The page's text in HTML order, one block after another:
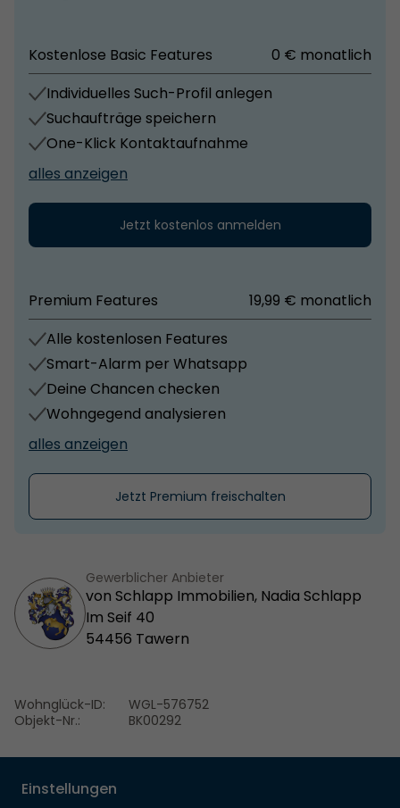
Kostenlose Basic Features
0 € monatlich
Individuelles Such-Profil anlegen
Suchaufträge speichern
One-Klick Kontaktaufnahme
alles anzeigen
Jetzt kostenlos anmelden
Premium Features
19,99 € monatlich
Alle kostenlosen Features
Smart-Alarm per Whatsapp
Deine Chancen checken
Wohngegend analysieren
alles anzeigen
Jetzt Premium freischalten
Gewerblicher Anbieter
von Schlapp Immobilien, Nadia Schlapp
Im Seif 40
54456 Tawern
Wohnglück-ID:
Objekt-Nr.:
WGL-576752
BK00292
Einstellungen